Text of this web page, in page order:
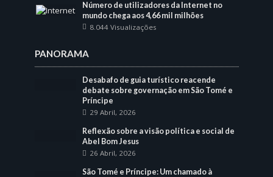
Número de utilizadores da Internet no
mundo chega aos 4,66 mil milhões
8.044 Visualizações
PANORAMA
Desabafo de guia turístico reacende
debate sobre governação em São Tomé e
Príncipe
29 Abril, 2026
Reflexão sobre a visão política e social de
Abel Bom Jesus
26 Abril, 2026
São Tomé e Príncipe: Um chamado à